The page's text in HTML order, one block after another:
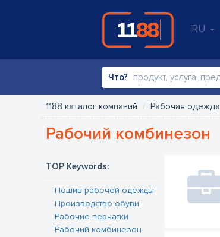
RU
Что?
1188 каталог компаний Рабочая одежда
Рабочий комбинезон
TOP Keywords:
Пошив рабочей одежды
Производство обуви
Рабочие перчатки
Рабочий комбинезон